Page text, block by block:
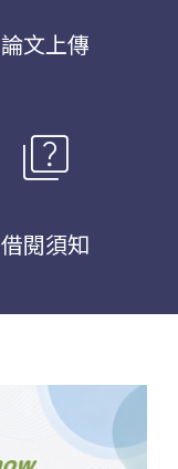
論文上傳
quiz
借閱須知